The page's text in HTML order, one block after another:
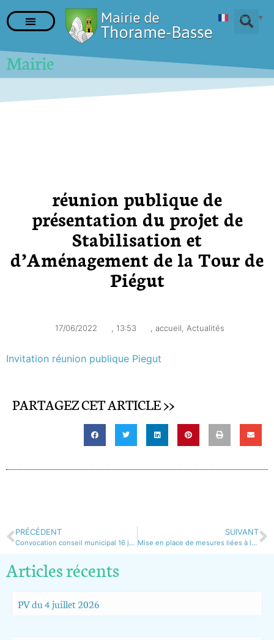
Mairie
réunion publique de
présentation du projet de
Stabilisation et
d’Aménagement de la Tour de
Piégut
17/06/2022 , 13:53 , accueil, Actualités
Invitation réunion publique Piegut
PARTAGEZ CET ARTICLE >>
PRÉCÉDENT
Convocation conseil municipal 16 juin 2022
SUIVANT
Mise en place de mesures liées à la sécheresse sur le département des Alpes-de-Haute-Provence
Articles récents
PV du 4 juillet 2026
Français ▼